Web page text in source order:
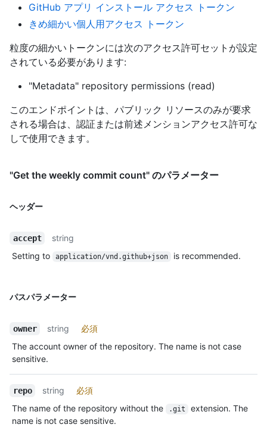
GitHub アプリ インストール アクセス トークン
きめ細かい個人用アクセス トークン
粒度の細かいトークンには次のアクセス許可セットが設定
されている必要があります:
"Metadata" repository permissions (read)
このエンドポイントは、パブリック リソースのみが要求
される場合は、認証または前述メンションアクセス許可な
しで使用できます。
"Get the weekly commit count" のパラメーター
ヘッダー
accept
string
Setting to
application/vnd.github+json is recommended.
パスパラメーター
owner string
必須
The account owner of the repository. The name is not case
sensitive.
repo string
必須
The name of the repository without the
.git
extension. The
name is not case sensitive.